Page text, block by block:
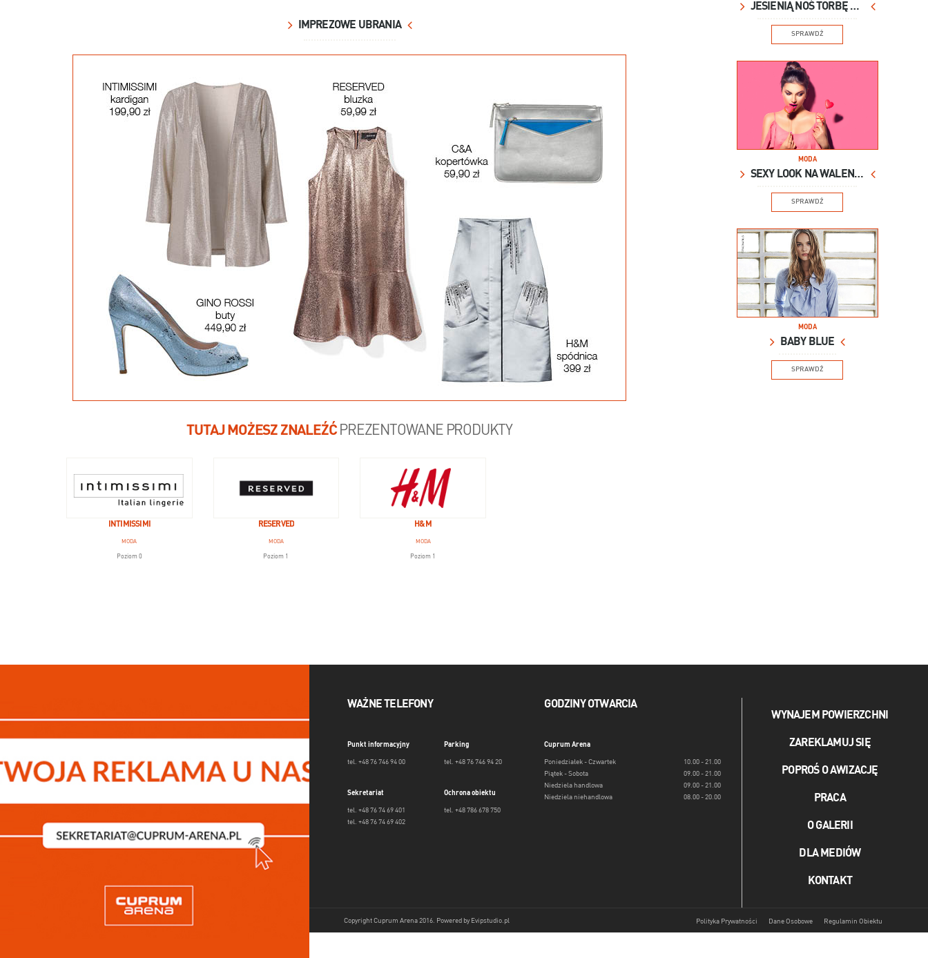
IMPREZOWE UBRANIA
TUTAJ MOŻESZ ZNALEŹĆPREZENTOWANE PRODUKTY
INTIMISSIMI
MODA
Poziom 0
RESERVED
MODA
Poziom 1
H&M
MODA
Poziom 1
JESIENIĄ NOŚ TORBĘ XXL
SPRAWDŹ
MODA
SEXY LOOK NA WALENTYNKI
SPRAWDŹ
MODA
BABY BLUE
SPRAWDŹ
WAŻNE TELEFONY
Punkt informacyjny
tel. +48 76 746 94 00
Parking
tel. +48 76 746 94 20
Sekretariat
tel. +48 76 74 69 401
tel. +48 76 74 69 402
Ochrona obiektu
tel. +48 786 678 750
GODZINY OTWARCIA
Cuprum Arena
Poniedziałek - Czwartek
10.00 - 21.00
Piątek - Sobota
09.00 - 21.00
Niedziela handlowa
09.00 - 21.00
Niedziela niehandlowa
08.00 - 20.00
WYNAJEM POWIERZCHNI
ZAREKLAMUJ SIĘ
POPROŚ O AWIZACJĘ
PRACA
O GALERII
DLA MEDIÓW
KONTAKT
Copyright Cuprum Arena 2016. Powered by Evipstudio.pl Polityka Prywatności Dane Osobowe Regulamin Obiektu